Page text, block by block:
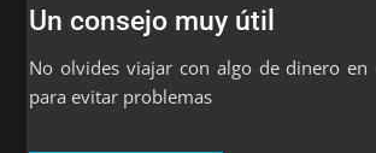
Un consejo muy útil
No olvides viajar con algo de dinero en
para evitar problemas